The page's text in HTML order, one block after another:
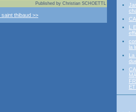
Published by Christian SCHOETTL
thibaud >>
L
la
La